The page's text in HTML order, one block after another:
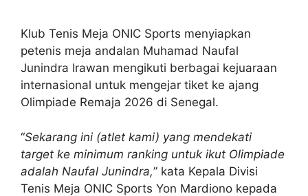
Klub Tenis Meja ONIC Sports menyiapkan
petenis meja andalan Muhamad Naufal
Junindra Irawan mengikuti berbagai kejuaraan
internasional untuk mengejar tiket ke ajang
Olimpiade Remaja 2026 di Senegal.
“Sekarang ini (atlet kami) yang mendekati
target ke minimum ranking untuk ikut Olimpiade
adalah Naufal Junindra,” kata Kepala Divisi
Tenis Meja ONIC Sports Yon Mardiono kepada